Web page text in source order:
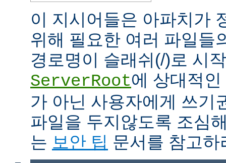
이 지시어들은 아파치가
위해 필요한 여러 파일들
경로명이 슬래쉬(/)로 시
ServerRoot에 상대적
가 아닌 사용자에게 쓰기
파일을 두지않도록 조심
는 보안 팁 문서를 참고하